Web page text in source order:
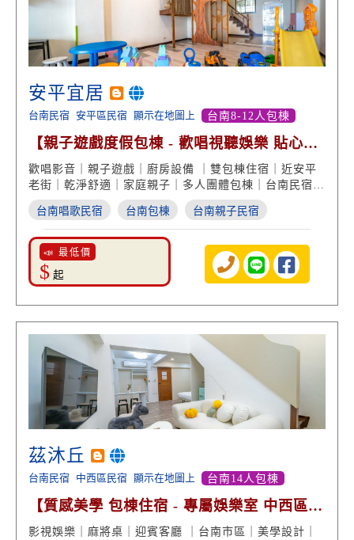
安平宜居
台南民宿 安平區民宿 顯示在地圖上 台南8-12人包棟
【親子遊戲度假包棟 - 歡唱視聽娛樂 貼心廚
房設備】
歡唱影音｜親子遊戲｜廚房設備 ｜雙包棟住宿｜近安平
老街｜乾淨舒適｜家庭親子｜多人團體包棟｜台南民宿旅
遊
台南唱歌民宿 台南包棟 台南親子民宿
📣 最低價
$ 起
茲沐丘
台南民宿 中西區民宿 顯示在地圖上 台南14人包棟
【質感美學 包棟住宿 - 專屬娛樂室 中西區便
利交通】
影視娛樂｜麻將桌｜迎賓客廳 ｜台南市區｜美學設計｜